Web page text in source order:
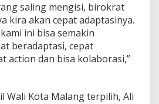
saling mengisi, birokrat
kira akan cepat adaptasinya.
ini bisa semakin
beradaptasi, cepat
action dan bisa kolaborasi,”
Wali Kota Malang terpilih, Ali